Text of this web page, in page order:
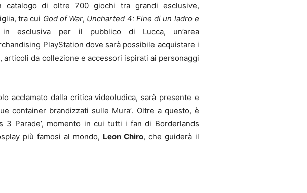
di oltre 700 giochi tra grandi esclusive,
tra cui God of War, Uncharted 4: Fine di un ladro e
in esclusiva per il pubblico di Lucca, un’area
PlayStation dove sarà possibile acquistare i
da collezione e accessori ispirati ai personaggi
acclamato dalla critica videoludica, sarà presente e
container brandizzati sulle Mura’. Oltre a questo, è
3 Parade’, momento in cui tutti i fan di Borderlands
più famosi al mondo, Leon Chiro, che guiderà il